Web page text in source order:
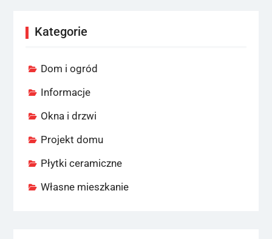
Kategorie
Dom i ogród
Informacje
Okna i drzwi
Projekt domu
Płytki ceramiczne
Własne mieszkanie